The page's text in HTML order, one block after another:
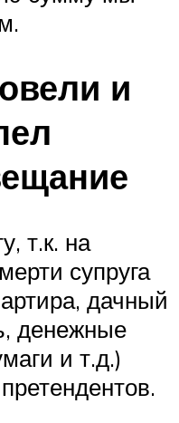
и
т.к. на
супруга
дачный
денежные
и т.д.)